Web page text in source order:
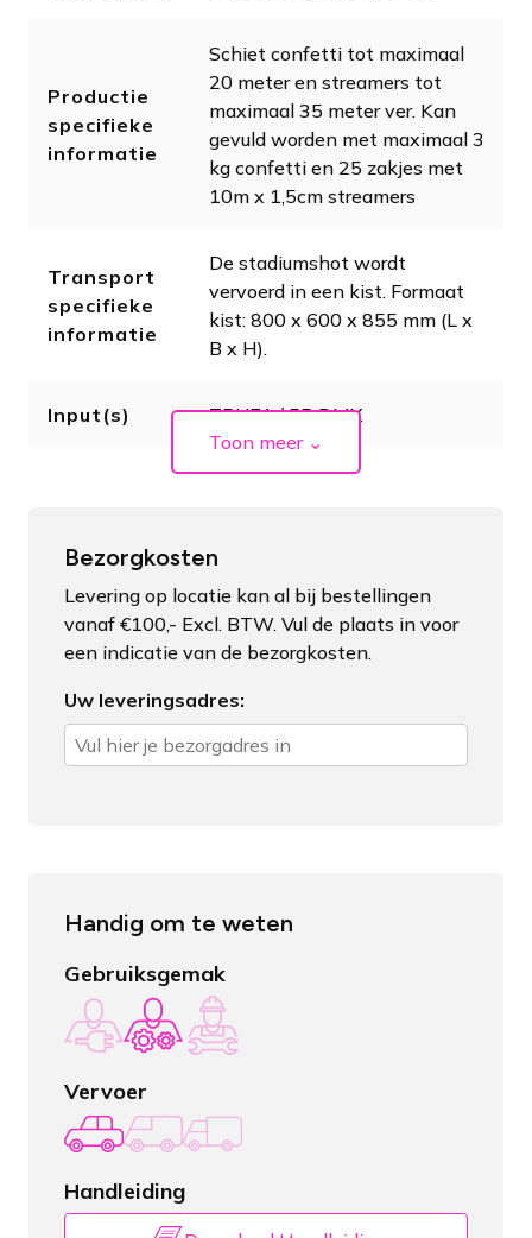
Productie
specifieke
informatie
Schiet confetti tot maximaal
20 meter en streamers tot
maximaal 35 meter ver. Kan
gevuld worden met maximaal 3
kg confetti en 25 zakjes met
10m x 1,5cm streamers
Transport
specifieke
informatie
De stadiumshot wordt
vervoerd in een kist. Formaat
kist: 800 x 600 x 855 mm (L x
B x H).
Input(s)
TRUE1 / 5P DMX
Toon meer ⌄
Bezorgkosten
Levering op locatie kan al bij bestellingen
vanaf €100,- Excl. BTW. Vul de plaats in voor
een indicatie van de bezorgkosten.
Uw leveringsadres:
Handig om te weten
Gebruiksgemak
Vervoer
Handleiding